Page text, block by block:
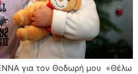
για τον Θοδωρή μου «Θέλω